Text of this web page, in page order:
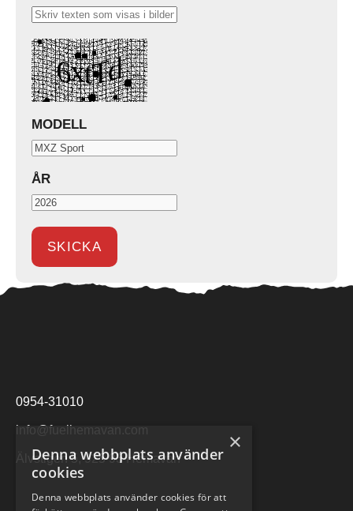
MODELL
ÅR
0954-31010
info@fuelhemavan.com
Älvstigen 5, 925 93 Hemavan
×
Denna webbplats använder
cookies
Denna webbplats använder cookies för att